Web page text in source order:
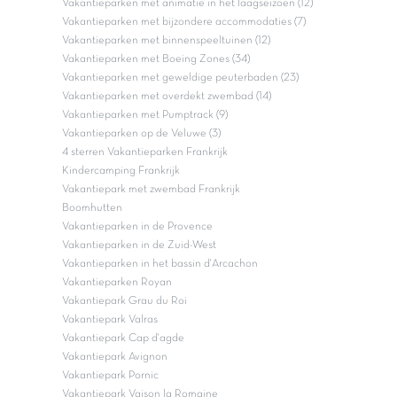
Vakantieparken met animatie in het laagseizoen (12)
Vakantieparken met bijzondere accommodaties (7)
Vakantieparken met binnenspeeltuinen (12)
Vakantieparken met Boeing Zones (34)
Vakantieparken met geweldige peuterbaden (23)
Vakantieparken met overdekt zwembad (14)
Vakantieparken met Pumptrack (9)
Vakantieparken op de Veluwe (3)
4 sterren Vakantieparken Frankrijk
Kindercamping Frankrijk
Vakantiepark met zwembad Frankrijk
Boomhutten
Vakantieparken in de Provence
Vakantieparken in de Zuid-West
Vakantieparken in het bassin d'Arcachon
Vakantieparken Royan
Vakantiepark Grau du Roi
Vakantiepark Valras
Vakantiepark Cap d'agde
Vakantiepark Avignon
Vakantiepark Pornic
Vakantiepark Vaison la Romaine